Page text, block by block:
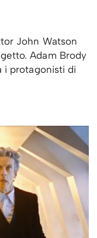
John Watson
Adam Brody
i protagonisti di